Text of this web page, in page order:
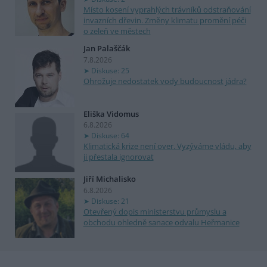
Místo kosení vyprahlých trávníků odstraňování
invazních dřevin. Změny klimatu promění péči
o zeleň ve městech
Jan Palaščák
7.8.2026
Diskuse: 25
Ohrožuje nedostatek vody budoucnost jádra?
Eliška Vidomus
6.8.2026
Diskuse: 64
Klimatická krize není over. Vyzýváme vládu, aby
ji přestala ignorovat
Jiří Michalisko
6.8.2026
Diskuse: 21
Otevřený dopis ministerstvu průmyslu a
obchodu ohledně sanace odvalu Heřmanice